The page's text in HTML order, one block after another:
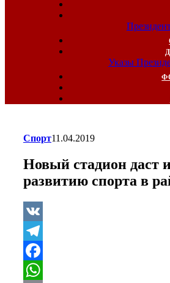
Указы
Спорт11.04.2019
Новый стадион даст
развитию спорта в
VK
Telegram
Facebook